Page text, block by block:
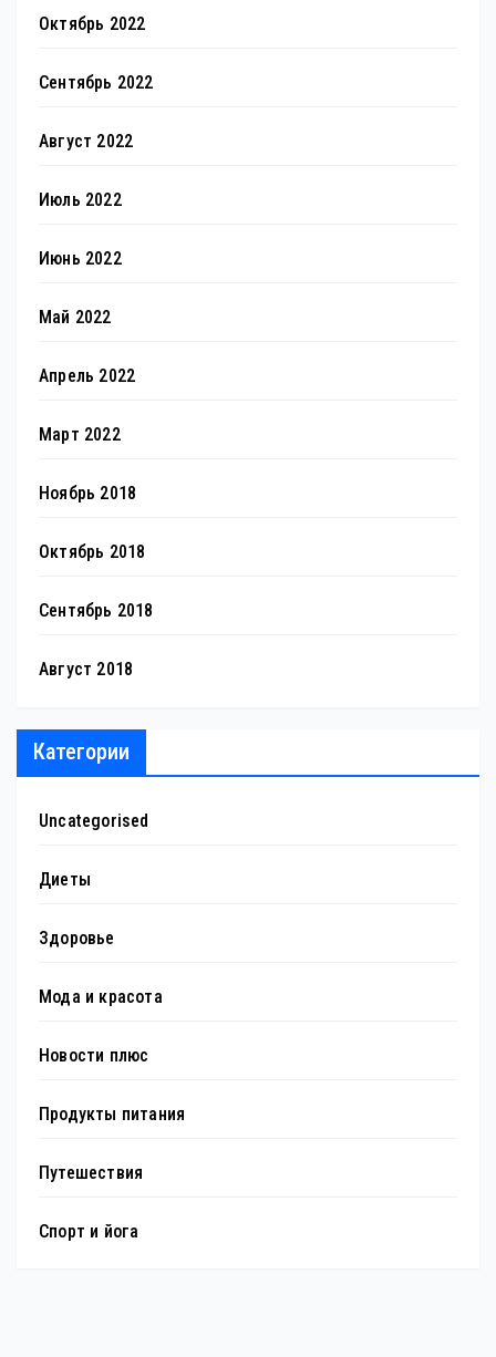
Октябрь 2022
Сентябрь 2022
Август 2022
Июль 2022
Июнь 2022
Май 2022
Апрель 2022
Март 2022
Ноябрь 2018
Октябрь 2018
Сентябрь 2018
Август 2018
Категории
Uncategorised
Диеты
Здоровье
Мода и красота
Новости плюс
Продукты питания
Путешествия
Спорт и йога